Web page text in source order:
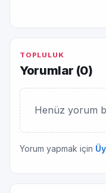
TOPLULUK
Yorumlar (0)
Henüz yorum
Yorum yapmak için